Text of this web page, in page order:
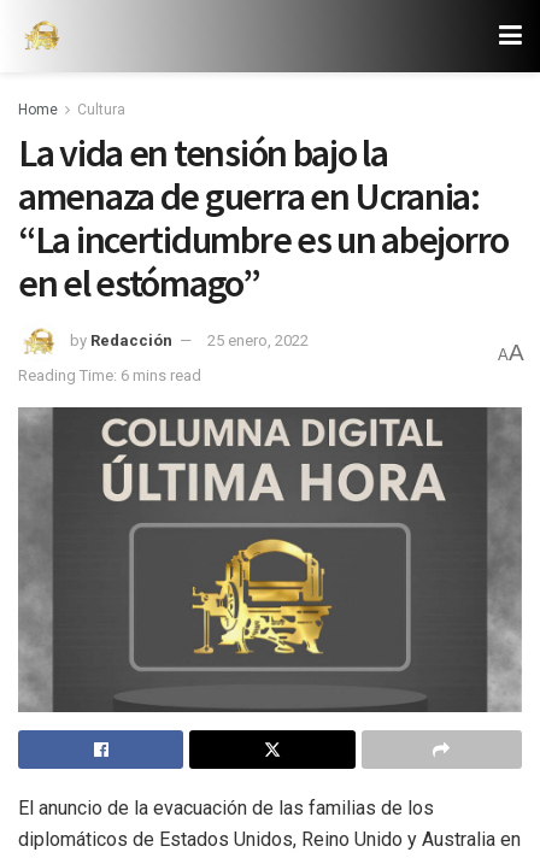
Home Cultura
La vida en tensión bajo la
amenaza de guerra en Ucrania:
“La incertidumbre es un abejorro
en el estómago”
by Redacción
25 enero, 2022
Reading Time: 6 mins read
AA
El anuncio de la evacuación de las familias de los
diplomáticos de Estados Unidos, Reino Unido y Australia en